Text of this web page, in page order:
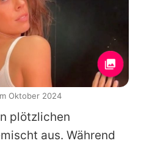
plötzlichen
aus. Während
Oktober 2024